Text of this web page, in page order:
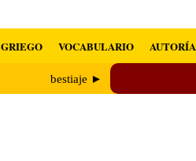
GRIEGO VOCABULARIO AUTORÍA
bestiaje ►